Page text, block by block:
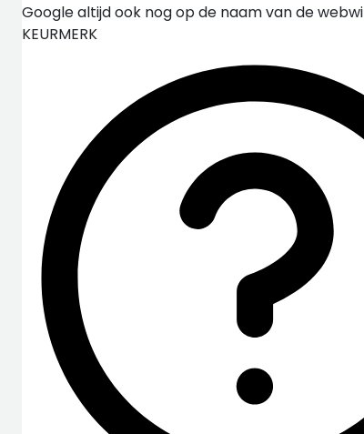
Google altijd ook nog op de naam van de
KEURMERK